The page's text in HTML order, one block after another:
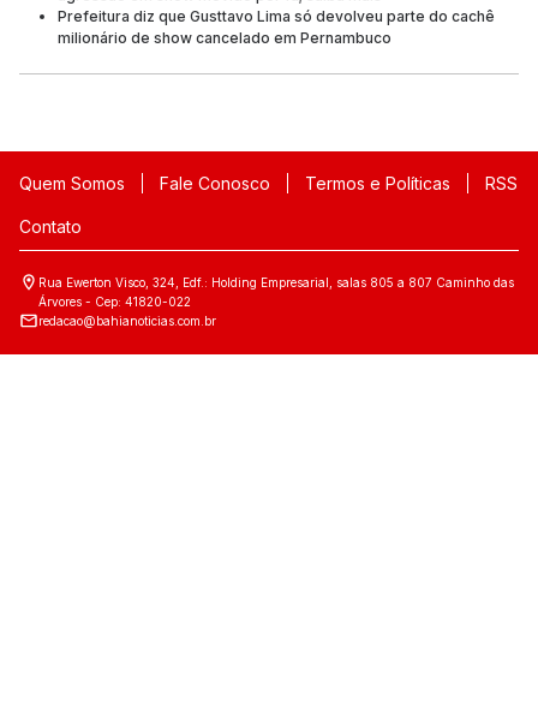
Prefeitura diz que Gusttavo Lima só devolveu parte do cachê
milionário de show cancelado em Pernambuco
Quem Somos Fale Conosco Termos e Políticas RSS
Contato
Rua Ewerton Visco, 324, Edf.: Holding Empresarial, salas 805 a 807 Caminho das
Árvores - Cep: 41820-022
redacao@bahianoticias.com.br